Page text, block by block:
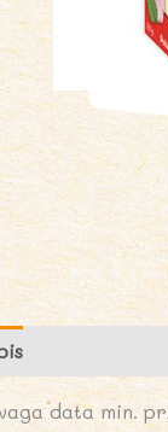
data min.